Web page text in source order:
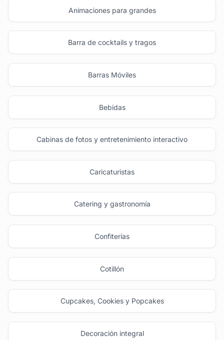
Animaciones para grandes
Barra de cocktails y tragos
Barras Móviles
Bebidas
Cabinas de fotos y entretenimiento interactivo
Caricaturistas
Catering y gastronomía
Confiterías
Cotillón
Cupcakes, Cookies y Popcakes
Decoración integral